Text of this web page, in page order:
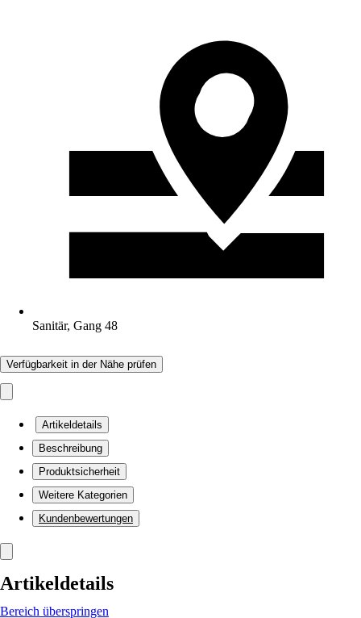
Sanitär, Gang 48
Verfügbarkeit in der Nähe prüfen
Artikeldetails
Beschreibung
Produktsicherheit
Weitere Kategorien
Kundenbewertungen
Artikeldetails
Bereich überspringen